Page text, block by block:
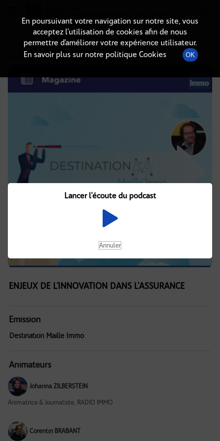
DÉTAILS DE L'ÉPISODE
24 novembre 2020à 7h00, durée : 17 minutes
ENJEUX DE L'INNOVATION DANS L'ASSURANCE
Emission
Destination Maille Immo
Animateurs
Johanna ZILBERSTEIN
Animatrice & Journaliste, RADIO IMMO
Corentin BRABANT
En poursuivant votre navigation sur notre site, vous
acceptez l’utilisation de cookies afin de nous
permettre d’améliorer votre expérience utilisateur.
En savoir plus sur notre politique Cookies
OK
Lancer l'écoute du podcast
Annuler